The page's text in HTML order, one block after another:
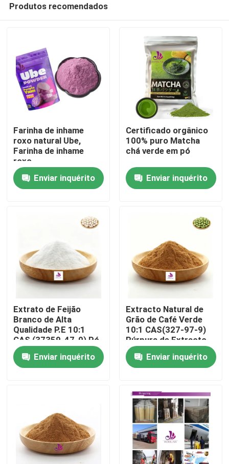
Casa
Sobre nós
Excursão da fábrica
Controle da qualidade
Contato E.U.
Peça umas citações
Extrato natural da planta
Produtos recomendados
Farinha de inhame
roxo natural Ube,
Farinha de inhame
roxo
Enviar inquérito
Certificado orgânico
100% puro Matcha
chá verde em pó
Enviar inquérito
Extrato de Feijão
Branco de Alta
Qualidade P.E 10:1
CAS (37359-47-0) Pó
Natural de Extrato de
Feijão Branco
Enviar inquérito
Extracto Natural de
Grão de Café Verde
10:1 CAS(327-97-9)
Púrpura de Extracto
de Grado Alimentar
Enviar inquérito